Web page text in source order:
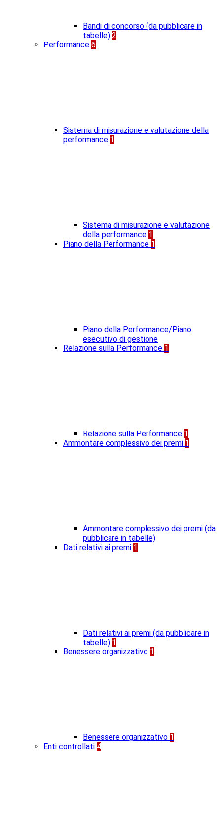
Bandi di concorso (da pubblicare in
tabelle) 2
Performance 6
Sistema di misurazione e valutazione della
performance 1
Sistema di misurazione e valutazione
della performance 1
Piano della Performance 1
Piano della Performance/Piano
esecutivo di gestione
Relazione sulla Performance 1
Relazione sulla Performance 1
Ammontare complessivo dei premi 1
Ammontare complessivo dei premi (da
pubblicare in tabelle)
Dati relativi ai premi 1
Dati relativi ai premi (da pubblicare in
tabelle) 1
Benessere organizzativo 1
Benessere organizzativo 1
Enti controllati 4